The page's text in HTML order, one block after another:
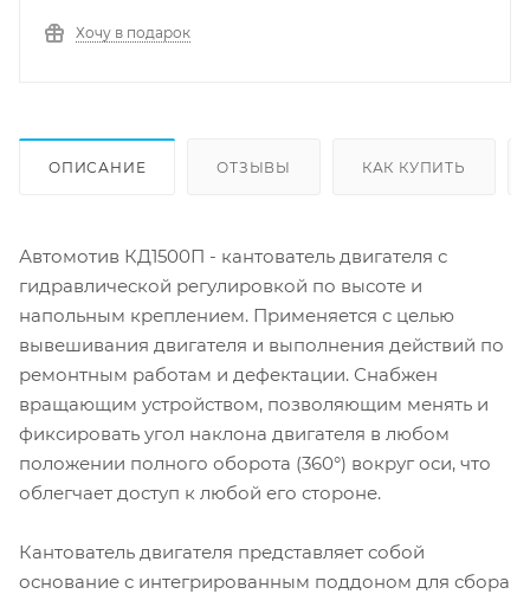
Хочу в подарок
ОПИСАНИЕ ОТЗЫВЫ КАК КУПИТЬ
Автомотив КД1500П - кантователь двигателя с
гидравлической регулировкой по высоте и
напольным креплением. Применяется с целью
вывешивания двигателя и выполнения действий по
ремонтным работам и дефектации. Снабжен
вращающим устройством, позволяющим менять и
фиксировать угол наклона двигателя в любом
положении полного оборота (360°) вокруг оси, что
облегчает доступ к любой его стороне.
Кантователь двигателя представляет собой
основание с интегрированным поддоном для сбора